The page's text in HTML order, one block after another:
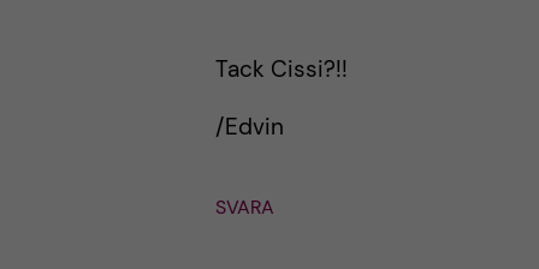
Tack Cissi?!!
/Edvin
SVARA